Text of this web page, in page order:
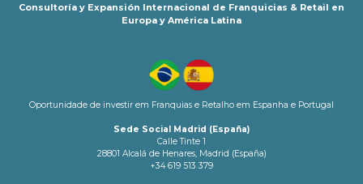
Consultoría y Expansión Internacional de Franquicias & Retail en
Europa y América Latina
Oportunidade de investir em Franquias e Retalho em Espanha e Portugal
Sede Social Madrid (España)
Calle Tinte 1
28801 Alcalá de Henares, Madrid (España)
+34 619 513 379